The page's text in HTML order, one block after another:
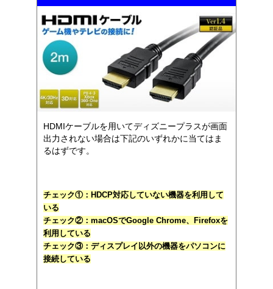
HDMIケーブルを用いてディズニープラスが画面
出力されない場合は下記のいずれかに当てはま
るはずです。
チェック①：HDCP対応していない機器を利用して
いる
チェック②：macOSでGoogle Chrome、Firefoxを
利用している
チェック③：ディスプレイ以外の機器をパソコンに
接続している